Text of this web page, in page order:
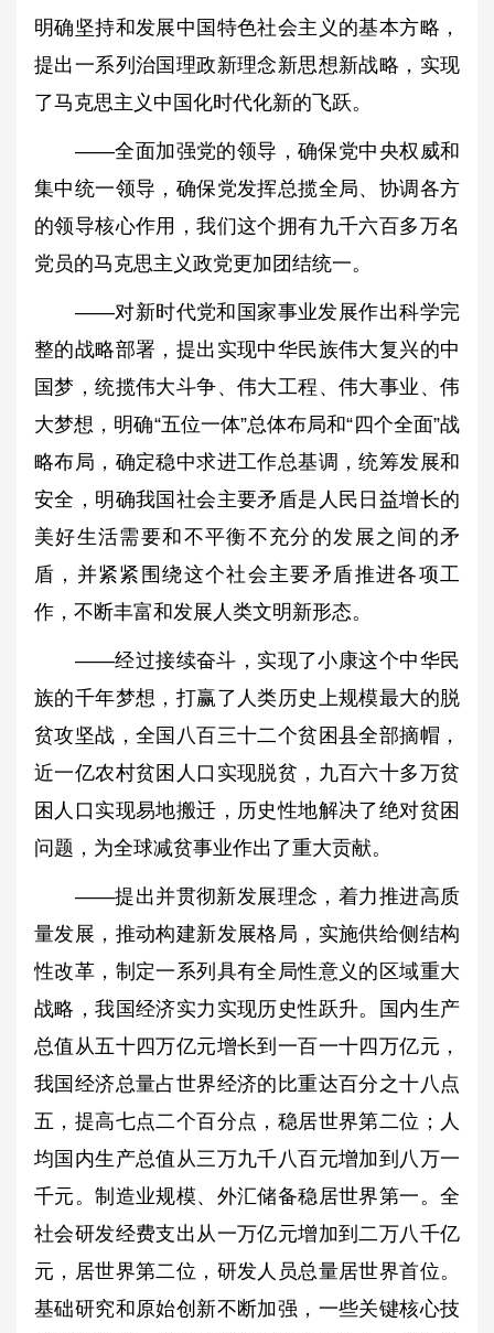
明确坚持和发展中国特色社会主义的基本方略，
提出一系列治国理政新理念新思想新战略，实现
了马克思主义中国化时代化新的飞跃。
——全面加强党的领导，确保党中央权威和
集中统一领导，确保党发挥总揽全局、协调各方
的领导核心作用，我们这个拥有九千六百多万名
党员的马克思主义政党更加团结统一。
——对新时代党和国家事业发展作出科学完
整的战略部署，提出实现中华民族伟大复兴的中
国梦，统揽伟大斗争、伟大工程、伟大事业、伟
大梦想，明确“五位一体”总体布局和“四个全面”战
略布局，确定稳中求进工作总基调，统筹发展和
安全，明确我国社会主要矛盾是人民日益增长的
美好生活需要和不平衡不充分的发展之间的矛
盾，并紧紧围绕这个社会主要矛盾推进各项工
作，不断丰富和发展人类文明新形态。
——经过接续奋斗，实现了小康这个中华民
族的千年梦想，打赢了人类历史上规模最大的脱
贫攻坚战，全国八百三十二个贫困县全部摘帽，
近一亿农村贫困人口实现脱贫，九百六十多万贫
困人口实现易地搬迁，历史性地解决了绝对贫困
问题，为全球减贫事业作出了重大贡献。
——提出并贯彻新发展理念，着力推进高质
量发展，推动构建新发展格局，实施供给侧结构
性改革，制定一系列具有全局性意义的区域重大
战略，我国经济实力实现历史性跃升。国内生产
总值从五十四万亿元增长到一百一十四万亿元，
我国经济总量占世界经济的比重达百分之十八点
五，提高七点二个百分点，稳居世界第二位；人
均国内生产总值从三万九千八百元增加到八万一
千元。制造业规模、外汇储备稳居世界第一。全
社会研发经费支出从一万亿元增加到二万八千亿
元，居世界第二位，研发人员总量居世界首位。
基础研究和原始创新不断加强，一些关键核心技